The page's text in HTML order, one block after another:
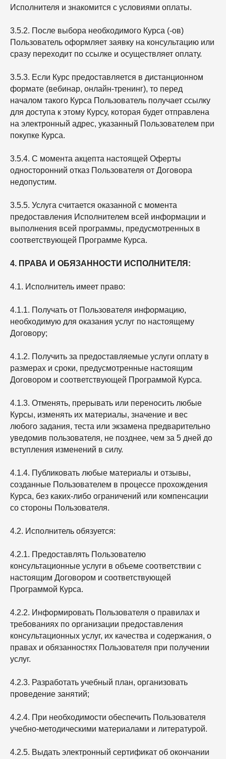
Исполнителя и знакомится с условиями оплаты.
3.5.2. После выбора необходимого Курса (-ов)
Пользователь оформляет заявку на консультацию или
сразу переходит по ссылке и осуществляет оплату.
3.5.3. Если Курс предоставляется в дистанционном
формате (вебинар, онлайн-тренинг), то перед
началом такого Курса Пользователь получает ссылку
для доступа к этому Курсу, которая будет отправлена
на электронный адрес, указанный Пользователем при
покупке Курса.
3.5.4. С момента акцепта настоящей Оферты
односторонний отказ Пользователя от Договора
недопустим.
3.5.5. Услуга считается оказанной с момента
предоставления Исполнителем всей информации и
выполнения всей программы, предусмотренных в
соответствующей Программе Курса.
4. ПРАВА И ОБЯЗАННОСТИ ИСПОЛНИТЕЛЯ:
4.1. Исполнитель имеет право:
4.1.1. Получать от Пользователя информацию,
необходимую для оказания услуг по настоящему
Договору;
4.1.2. Получить за предоставляемые услуги оплату в
размерах и сроки, предусмотренные настоящим
Договором и соответствующей Программой Курса.
4.1.3. Отменять, прерывать или переносить любые
Курсы, изменять их материалы, значение и вес
любого задания, теста или экзамена предварительно
уведомив пользователя, не позднее, чем за 5 дней до
вступления изменений в силу.
4.1.4. Публиковать любые материалы и отзывы,
созданные Пользователем в процессе прохождения
Курса, без каких-либо ограничений или компенсации
со стороны Пользователя.
4.2. Исполнитель обязуется:
4.2.1. Предоставлять Пользователю
консультационные услуги в объеме соответствии с
настоящим Договором и соответствующей
Программой Курса.
4.2.2. Информировать Пользователя о правилах и
требованиях по организации предоставления
консультационных услуг, их качества и содержания, о
правах и обязанностях Пользователя при получении
услуг.
4.2.3. Разработать учебный план, организовать
проведение занятий;
4.2.4. При необходимости обеспечить Пользователя
учебно-методическими материалами и литературой.
4.2.5. Выдать электронный сертификат об окончании